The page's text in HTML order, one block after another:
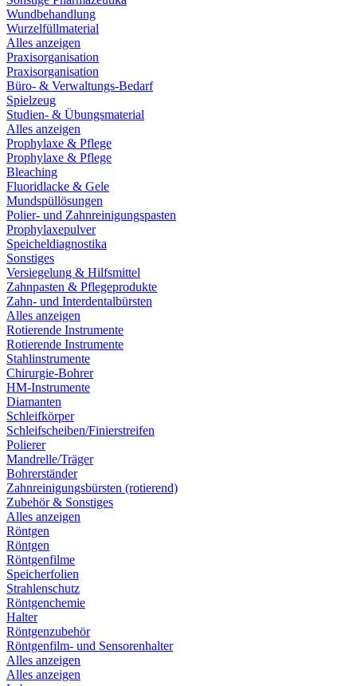
Wundbehandlung
Wurzelfüllmaterial
Alles anzeigen
Praxisorganisation
Praxisorganisation
Büro- & Verwaltungs-Bedarf
Spielzeug
Studien- & Übungsmaterial
Alles anzeigen
Prophylaxe & Pflege
Prophylaxe & Pflege
Bleaching
Fluoridlacke & Gele
Mundspüllösungen
Polier- und Zahnreinigungspasten
Prophylaxepulver
Speicheldiagnostika
Sonstiges
Versiegelung & Hilfsmittel
Zahnpasten & Pflegeprodukte
Zahn- und Interdentalbürsten
Alles anzeigen
Rotierende Instrumente
Rotierende Instrumente
Stahlinstrumente
Chirurgie-Bohrer
HM-Instrumente
Diamanten
Schleifkörper
Schleifscheiben/Finierstreifen
Polierer
Mandrelle/Träger
Bohrerständer
Zahnreinigungsbürsten (rotierend)
Zubehör & Sonstiges
Alles anzeigen
Röntgen
Röntgen
Röntgenfilme
Speicherfolien
Strahlenschutz
Röntgenchemie
Halter
Röntgenzubehör
Röntgenfilm- und Sensorenhalter
Alles anzeigen
Alles anzeigen